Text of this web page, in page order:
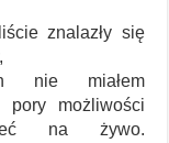
znalazły się
nie miałem
możliwości
na żywo.